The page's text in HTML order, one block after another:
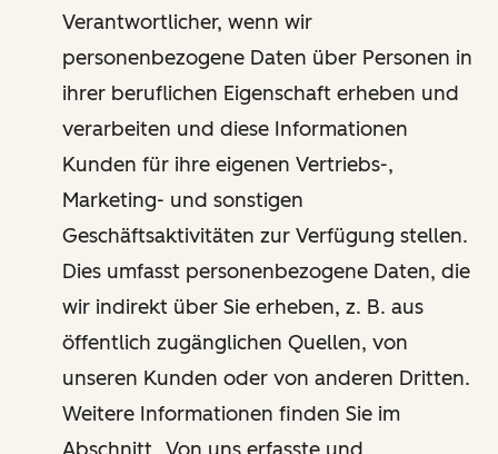
Verantwortlicher, wenn wir
personenbezogene Daten über Personen in
ihrer beruflichen Eigenschaft erheben und
verarbeiten und diese Informationen
Kunden für ihre eigenen Vertriebs-,
Marketing- und sonstigen
Geschäftsaktivitäten zur Verfügung stellen.
Dies umfasst personenbezogene Daten, die
wir indirekt über Sie erheben, z. B. aus
öffentlich zugänglichen Quellen, von
unseren Kunden oder von anderen Dritten.
Weitere Informationen finden Sie im